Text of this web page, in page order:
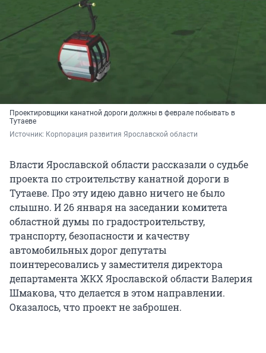
Проектировщики канатной дороги должны в феврале побывать в
Тутаеве
Источник: Корпорация развития Ярославской области
Власти Ярославской области рассказали о судьбе
проекта по строительству канатной дороги в
Тутаеве. Про эту идею давно ничего не было
слышно. И 26 января на заседании комитета
областной думы по градостроительству,
транспорту, безопасности и качеству
автомобильных дорог депутаты
поинтересовались у заместителя директора
департамента ЖКХ Ярославской области Валерия
Шмакова, что делается в этом направлении.
Оказалось, что проект не заброшен.